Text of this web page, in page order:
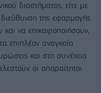
διαστήματος, είτε με
διεύθυνση της εφαρμογής
να επικαιροποιήσουν,
επιπλέον αναγκαία
και στη συνέχεια
οι απαραίτητοι